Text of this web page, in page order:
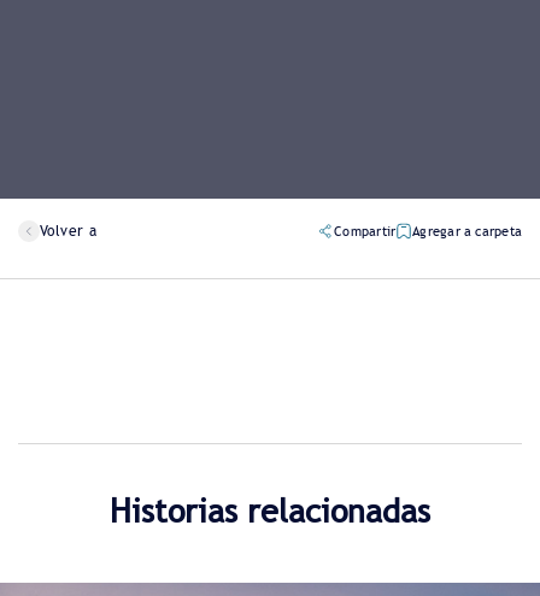
Volver a Compartir Agregar a carpeta
Historias relacionadas